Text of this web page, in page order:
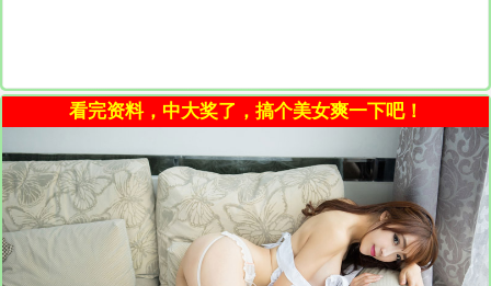
看完资料，中大奖了，搞个美女爽一下吧！